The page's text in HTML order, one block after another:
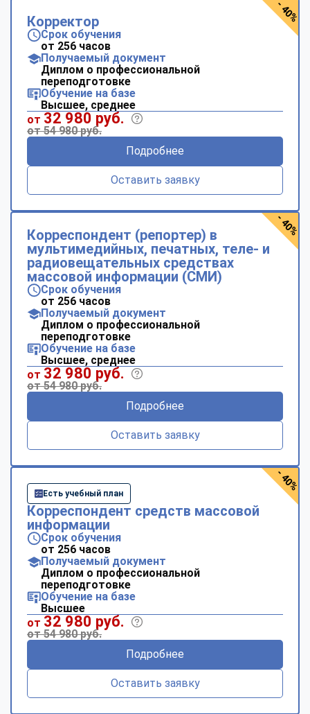
Корректор
Срок обучения
от 256 часов
Получаемый документ
Диплом о профессиональной
переподготовке
Обучение на базе
Высшее, среднее
от 32 980 руб.
от 54 980 руб.
Подробнее
Оставить заявку
- 40%
Корреспондент (репортер) в
мультимедийных, печатных, теле- и
радиовещательных средствах
массовой информации (СМИ)
Срок обучения
от 256 часов
Получаемый документ
Диплом о профессиональной
переподготовке
Обучение на базе
Высшее, среднее
от 32 980 руб.
от 54 980 руб.
Подробнее
Оставить заявку
- 40%
Есть учебный план
Корреспондент средств массовой
информации
Срок обучения
от 256 часов
Получаемый документ
Диплом о профессиональной
переподготовке
Обучение на базе
Высшее
от 32 980 руб.
от 54 980 руб.
Подробнее
Оставить заявку
- 40%